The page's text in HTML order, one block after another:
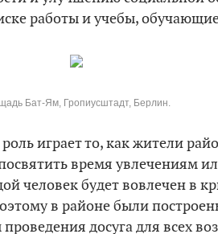
работы и учебы,
Бат-Ям, Гропиусштадт, Берлин.
играет то, как жители
время увлечениям
человек будет вовлечен в
в районе были
досуга для всех